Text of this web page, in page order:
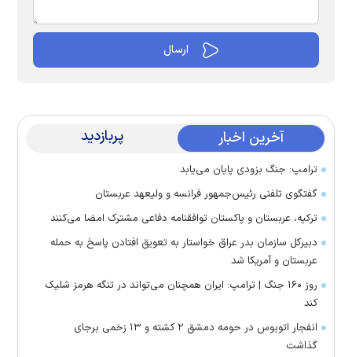
آخرین اخبار پربازدید
ترامپ: جنگ بزودی پایان می‌یابد
گفتگوی تلفنی رئیس‌جمهور فرانسه و ولیعهد عربستان
ترکیه، عربستان و پاکستان توافقنامه دفاعی مشترک امضا می‌کنند
دبیرکل سازمان بدر عراق خواستار به تعویق افتادن پاسخ به حمله
عربستان و آمریکا شد
روز ۱۶۰ جنگ | ترامپ: ایران همچنان می‌تواند در تنگه هرمز شلیک
کند
انفجار اتوبوس در حومه دمشق ۲ کشته و ۱۳ زخمی برجای
گذاشت